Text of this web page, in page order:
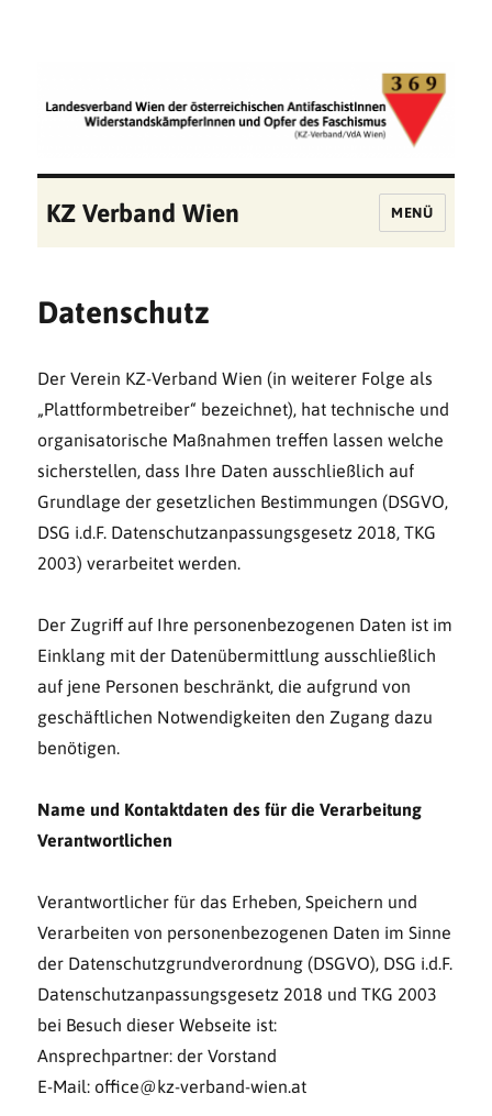
KZ Verband Wien MENÜ
Datenschutz
Der Verein KZ-Verband Wien (in weiterer Folge als
„Plattformbetreiber“ bezeichnet), hat technische und
organisatorische Maßnahmen treffen lassen welche
sicherstellen, dass Ihre Daten ausschließlich auf
Grundlage der gesetzlichen Bestimmungen (DSGVO,
DSG i.d.F. Datenschutzanpassungsgesetz 2018, TKG
2003) verarbeitet werden.
Der Zugriff auf Ihre personenbezogenen Daten ist im
Einklang mit der Datenübermittlung ausschließlich
auf jene Personen beschränkt, die aufgrund von
geschäftlichen Notwendigkeiten den Zugang dazu
benötigen.
Name und Kontaktdaten des für die Verarbeitung
Verantwortlichen
Verantwortlicher für das Erheben, Speichern und
Verarbeiten von personenbezogenen Daten im Sinne
der Datenschutzgrundverordnung (DSGVO), DSG i.d.F.
Datenschutzanpassungsgesetz 2018 und TKG 2003
bei Besuch dieser Webseite ist:
Ansprechpartner: der Vorstand
E-Mail: office@kz-verband-wien.at